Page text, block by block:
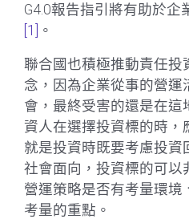
G4.0報告指引將有助於企
[1]
。
聯合國也積極推動責任投
念，因為企業從事的營運
會，最終受害的還是在這
資人在選擇投資標的時，
就是投資時既要考慮投資
社會面向，投資標的可以
營運策略是否有考量環境
考量的重點。